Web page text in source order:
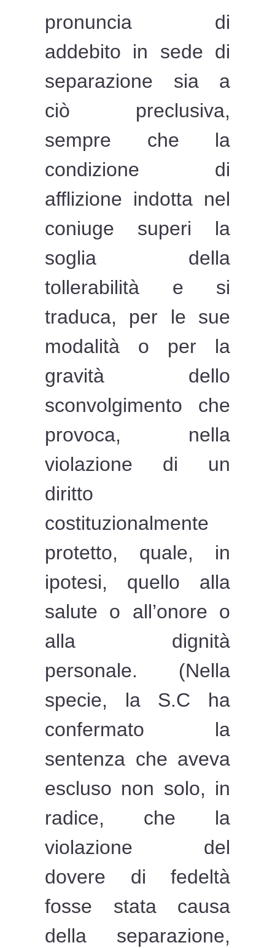
pronuncia di
addebito in sede di
separazione sia a
ciò preclusiva,
sempre che la
condizione di
afflizione indotta nel
coniuge superi la
soglia della
tollerabilità e si
traduca, per le sue
modalità o per la
gravità dello
sconvolgimento che
provoca, nella
violazione di un
diritto
costituzionalmente
protetto, quale, in
ipotesi, quello alla
salute o all’onore o
alla dignità
personale. (Nella
specie, la S.C ha
confermato la
sentenza che aveva
escluso non solo, in
radice, che la
violazione del
dovere di fedeltà
fosse stata causa
della separazione,